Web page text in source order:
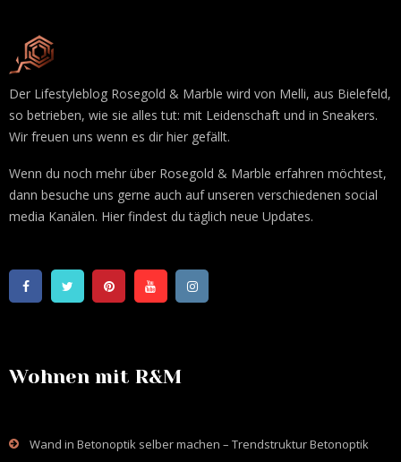
Der Lifestyleblog Rosegold & Marble wird von Melli, aus Bielefeld,
so betrieben, wie sie alles tut: mit Leidenschaft und in Sneakers.
Wir freuen uns wenn es dir hier gefällt.
Wenn du noch mehr über Rosegold & Marble erfahren möchtest,
dann besuche uns gerne auch auf unseren verschiedenen social
media Kanälen. Hier findest du täglich neue Updates.
Wohnen mit R&M
Wand in Betonoptik selber machen – Trendstruktur Betonoptik